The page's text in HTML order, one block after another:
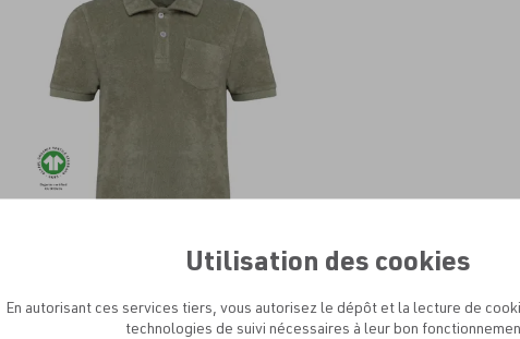
favoris
À PARTIR DE 28.89€
Utilisation des cookies
En autorisant ces services tiers, vous autorisez le dépôt et la lecture de
technologies de suivi nécessaires à leur bon